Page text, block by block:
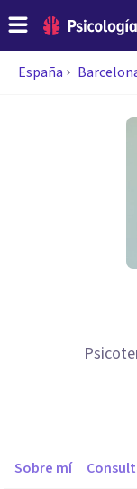
España
Sobre mí